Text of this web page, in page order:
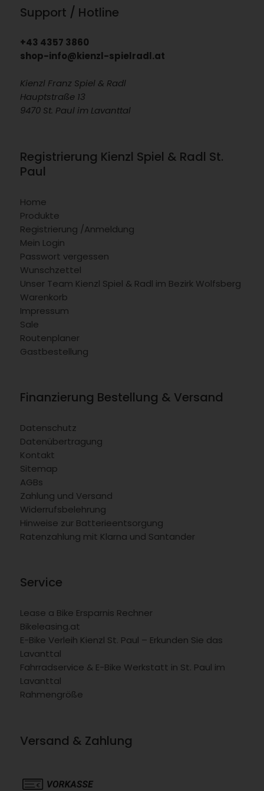
Support / Hotline
+43 4357 3860
shop-info@kienzl-spielradl.at
Kienzl Franz Spiel & Radl
Hauptstraße 13
9470 St. Paul im Lavanttal
Registrierung Kienzl Spiel & Radl St.
Paul
Home
Produkte
Registrierung /Anmeldung
Mein Login
Passwort vergessen
Wunschzettel
Unser Team Kienzl Spiel & Radl im Bezirk Wolfsberg
Warenkorb
Impressum
Sale
Routenplaner
Gastbestellung
Finanzierung Bestellung & Versand
Datenschutz
Datenübertragung
Kontakt
Sitemap
AGBs
Zahlung und Versand
Widerrufsbelehrung
Hinweise zur Batterieentsorgung
Ratenzahlung mit Klarna und Santander
Service
Lease a Bike Ersparnis Rechner
Bikeleasing.at
E-Bike Verleih Kienzl St. Paul – Erkunden Sie das
Lavanttal
Fahrradservice & E-Bike Werkstatt in St. Paul im
Lavanttal
Rahmengröße
Versand & Zahlung